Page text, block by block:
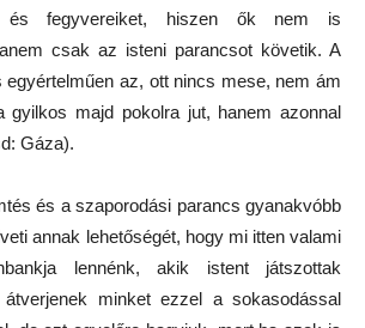
és fegyvereiket, hiszen ők nem is
csak az isteni parancsot követik. A
az, ott nincs mese, nem ám
gyilkos majd pokolra jut, hanem azonnal
Gáza).
és a szaporodási parancs gyanakvóbb
annak lehetőségét, hogy mi itten valami
lennénk, akik istent játszottak
minket ezzel a sokasodással